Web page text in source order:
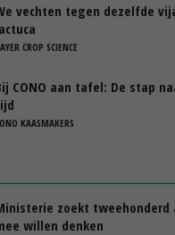
vechten tegen dezelfde
CROP SCIENCE
CONO aan tafel: De stap
KAASMAKERS
zoekt tweehonderd
willen denken